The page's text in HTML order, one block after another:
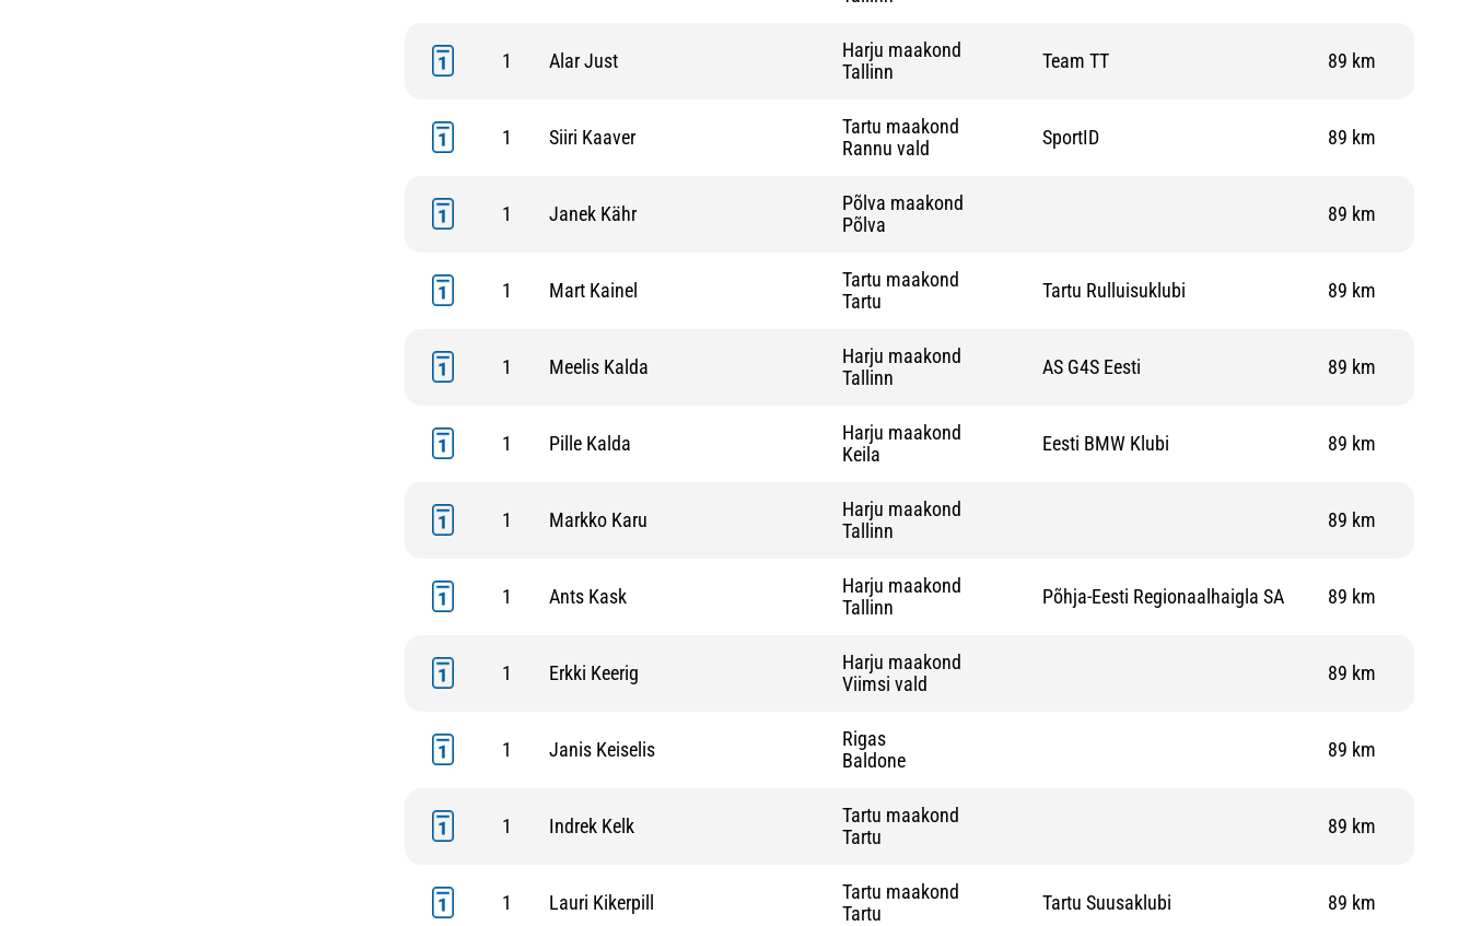
1 Alar Just
Harju maakond
Tallinn
Team TT 89 km
1 Siiri Kaaver
Tartu maakond
Rannu vald
SportID 89 km
1 Janek Kähr
Põlva maakond
Põlva
89 km
1 Mart Kainel
Tartu maakond
Tartu
Tartu Rulluisuklubi 89 km
1 Meelis Kalda
Harju maakond
Tallinn
AS G4S Eesti 89 km
1 Pille Kalda
Harju maakond
Keila
Eesti BMW Klubi 89 km
1 Markko Karu
Harju maakond
Tallinn
89 km
1 Ants Kask
Harju maakond
Tallinn
Põhja-Eesti Regionaalhaigla SA 89 km
1 Erkki Keerig
Harju maakond
Viimsi vald
89 km
1 Janis Keiselis
Rigas
Baldone
89 km
1 Indrek Kelk
Tartu maakond
Tartu
89 km
1 Lauri Kikerpill
Tartu maakond
Tartu
Tartu Suusaklubi 89 km